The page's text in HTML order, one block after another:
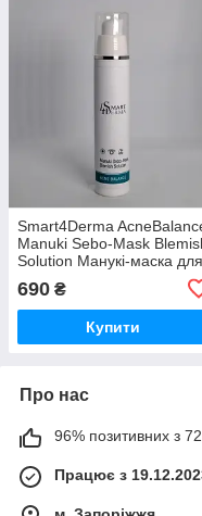
Smart4Derma
Manuki Sebo-Mask
Solution Манукі-маска для
відновлення мікробіому
себорегуляції 50 мл
690 ₴
Купити
Про нас
96% позитивних з 72
Працює з